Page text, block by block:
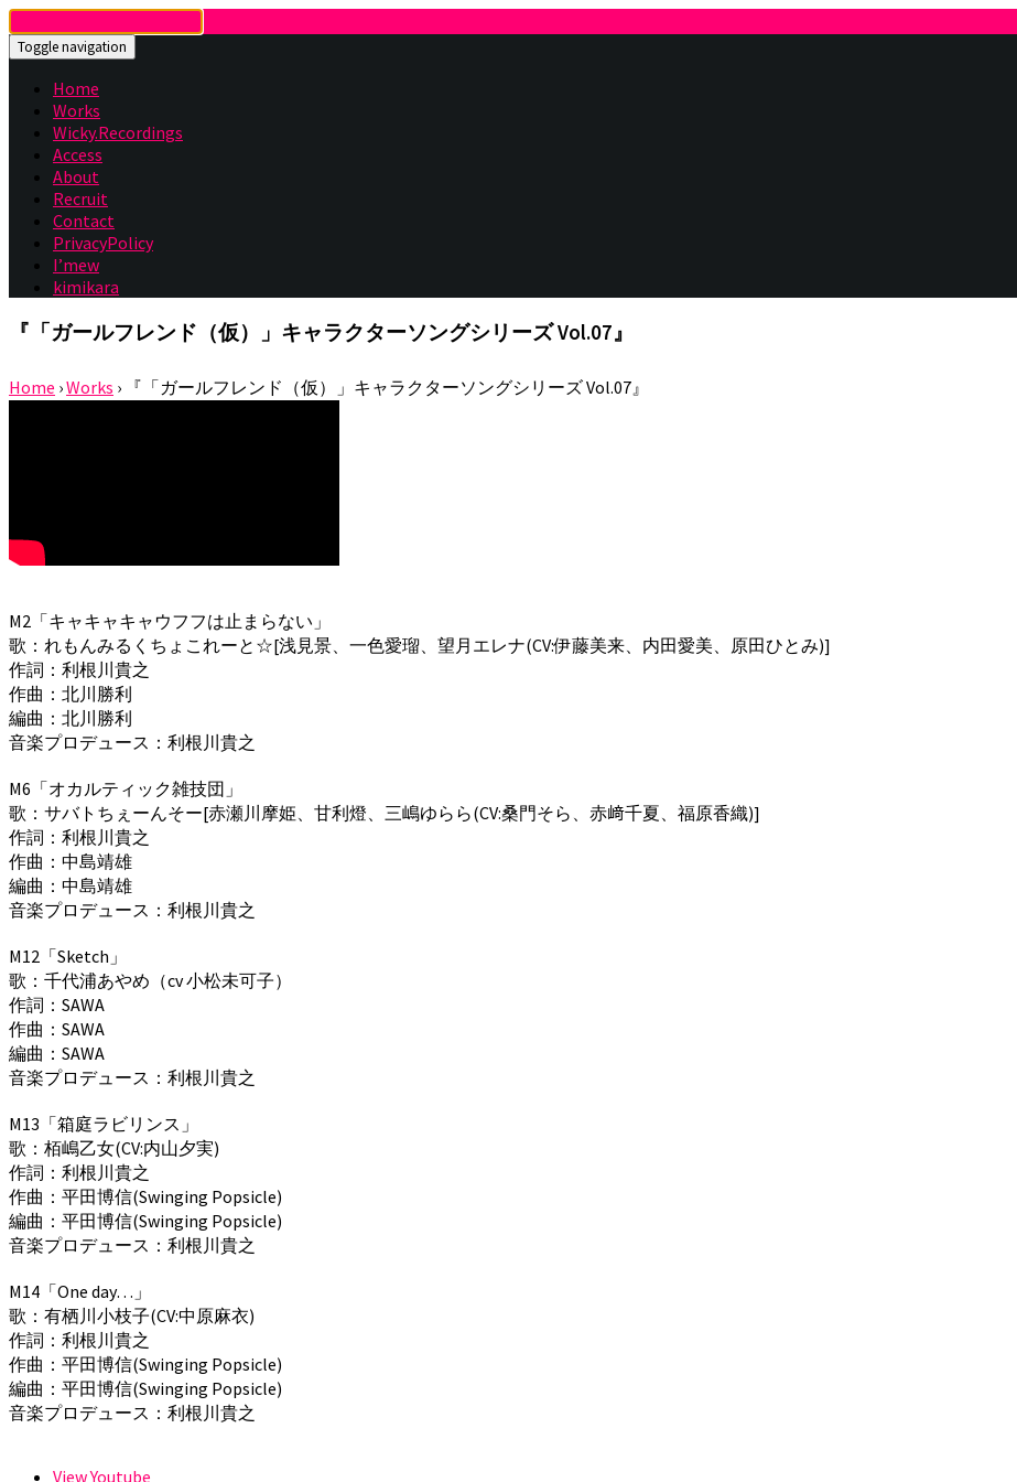
Toggle navigation
Home
Works
Wicky.Recordings
Access
About
Recruit
Contact
PrivacyPolicy
I’mew
kimikara
『「ガールフレンド（仮）」キャラクターソングシリーズ Vol.07』
Home ›Works › 『「ガールフレンド（仮）」キャラクターソングシリーズ Vol.07』
M2「キャキャキャウフフは止まらない」
歌：れもんみるくちょこれーと☆[浅見景、一色愛瑠、望月エレナ(CV:伊藤美来、内田愛美、原田ひとみ)]
作詞：利根川貴之
作曲：北川勝利
編曲：北川勝利
音楽プロデュース：利根川貴之
M6「オカルティック雑技団」
歌：サバトちぇーんそー[赤瀬川摩姫、甘利燈、三嶋ゆらら(CV:桑門そら、赤﨑千夏、福原香織)]
作詞：利根川貴之
作曲：中島靖雄
編曲：中島靖雄
音楽プロデュース：利根川貴之
M12「Sketch」
歌：千代浦あやめ（cv 小松未可子）
作詞：SAWA
作曲：SAWA
編曲：SAWA
音楽プロデュース：利根川貴之
M13「箱庭ラビリンス」
歌：栢嶋乙女(CV:内山夕実)
作詞：利根川貴之
作曲：平田博信(Swinging Popsicle)
編曲：平田博信(Swinging Popsicle)
音楽プロデュース：利根川貴之
M14「One day…」
歌：有栖川小枝子(CV:中原麻衣)
作詞：利根川貴之
作曲：平田博信(Swinging Popsicle)
編曲：平田博信(Swinging Popsicle)
音楽プロデュース：利根川貴之
View Youtube